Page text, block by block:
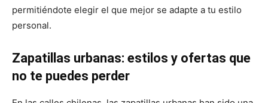
permitiéndote elegir el que mejor se adapte a tu estilo
personal.
Zapatillas urbanas: estilos y ofertas que
no te puedes perder